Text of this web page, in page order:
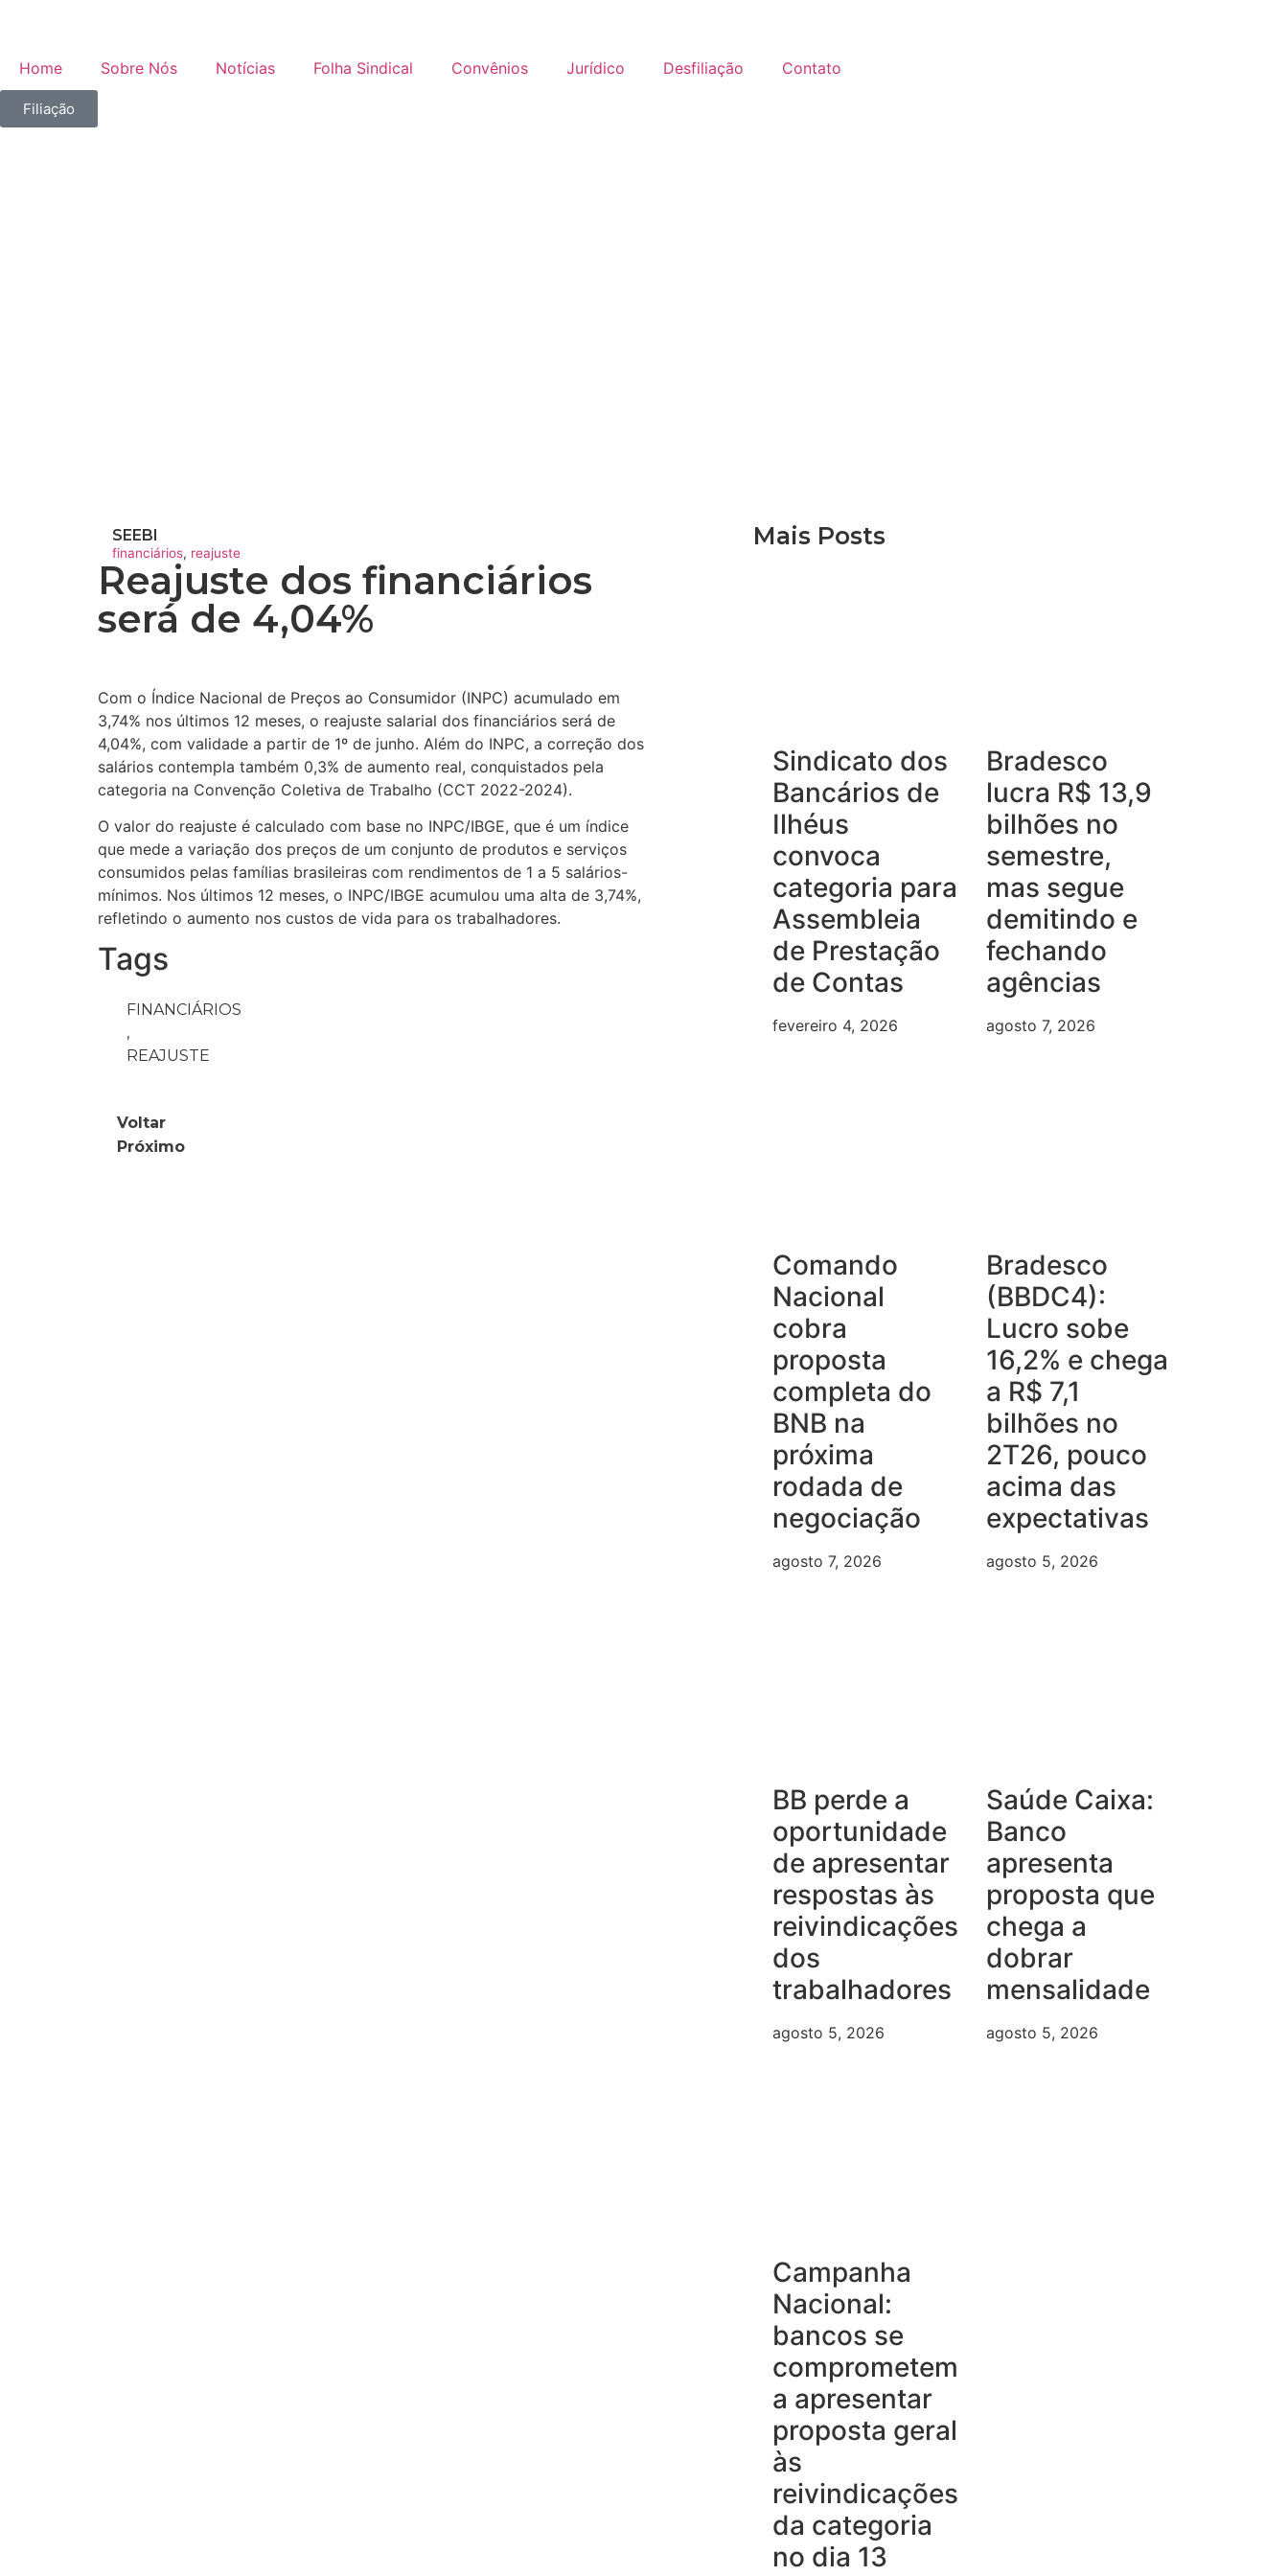
Home Sobre Nós Notícias Folha Sindical Convênios Jurídico Desfiliação Contato
Filiação
SEEBI
financiários, reajuste
Reajuste dos financiários
será de 4,04%
Com o Índice Nacional de Preços ao Consumidor (INPC) acumulado em
3,74% nos últimos 12 meses, o reajuste salarial dos financiários será de
4,04%, com validade a partir de 1º de junho. Além do INPC, a correção dos
salários contempla também 0,3% de aumento real, conquistados pela
categoria na Convenção Coletiva de Trabalho (CCT 2022-2024).
O valor do reajuste é calculado com base no INPC/IBGE, que é um índice
que mede a variação dos preços de um conjunto de produtos e serviços
consumidos pelas famílias brasileiras com rendimentos de 1 a 5 salários-
mínimos. Nos últimos 12 meses, o INPC/IBGE acumulou uma alta de 3,74%,
refletindo o aumento nos custos de vida para os trabalhadores.
Tags
FINANCIÁRIOS
,
REAJUSTE
Voltar
Próximo
Mais Posts
Sindicato dos
Bancários de
Ilhéus
convoca
categoria para
Assembleia
de Prestação
de Contas
fevereiro 4, 2026
Bradesco
lucra R$ 13,9
bilhões no
semestre,
mas segue
demitindo e
fechando
agências
agosto 7, 2026
Comando
Nacional
cobra
proposta
completa do
BNB na
próxima
rodada de
negociação
agosto 7, 2026
Bradesco
(BBDC4):
Lucro sobe
16,2% e chega
a R$ 7,1
bilhões no
2T26, pouco
acima das
expectativas
agosto 5, 2026
BB perde a
oportunidade
de apresentar
respostas às
reivindicações
dos
trabalhadores
agosto 5, 2026
Saúde Caixa:
Banco
apresenta
proposta que
chega a
dobrar
mensalidade
agosto 5, 2026
Campanha
Nacional:
bancos se
comprometem
a apresentar
proposta geral
às
reivindicações
da categoria
no dia 13